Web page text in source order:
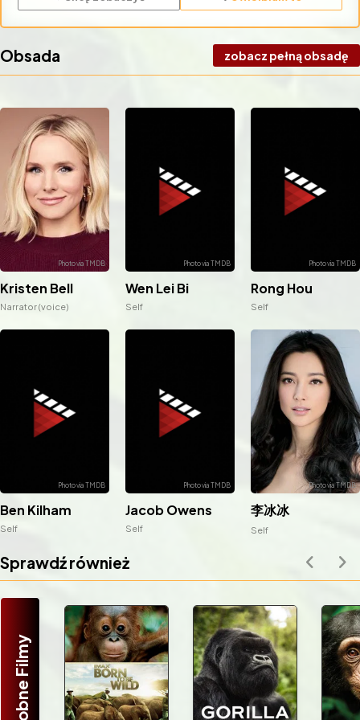
Obsada zobacz pełną obsadę
Kristen Bell
Narrator (voice)
Wen Lei Bi
Self
Rong Hou
Self
Ben Kilham
Self
Jacob Owens
Self
李冰冰
Self
Sprawdź również
Podobne Filmy